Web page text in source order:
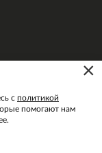
×
с политикой
помогают нам